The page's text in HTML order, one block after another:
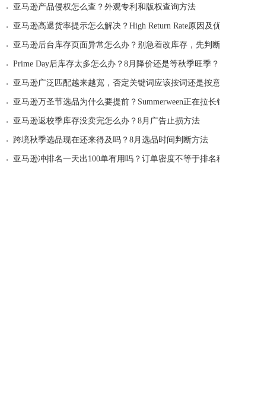
· 亚马逊产品侵权怎么查？外观专利和版权查询方法
· 亚马逊高退货率提示怎么解决？High Return Rate原因及优化方法
· 亚马逊后台库存页面异常怎么办？别急着改库存，先判断是不是系统故障
· Prime Day后库存太多怎么办？8月降价还是等秋季旺季？
· 亚马逊广泛匹配越来越宽，否定关键词应该按词还是按意图？
· 亚马逊万圣节选品为什么要提前？Summerween正在拉长销售周期
· 亚马逊返校季库存没卖完怎么办？8月广告止损方法
· 跨境秋季选品现在还来得及吗？8月选品时间判断方法
· 亚马逊冲排名一天出100单有用吗？订单密度不等于排名稳定